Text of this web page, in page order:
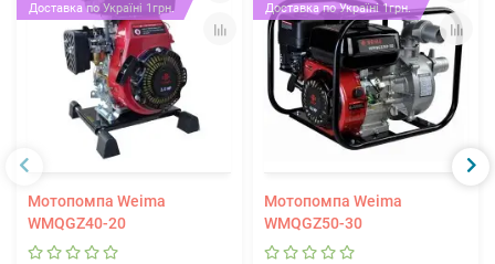
Доставка по Україні 1грн.
Мотопомпа Weima
WMQGZ40-20
Доставка по Україні 1грн.
Мотопомпа Weima
WMQGZ50-30